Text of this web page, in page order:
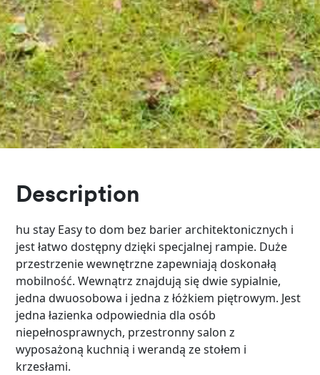
Description
hu stay Easy to dom bez barier architektonicznych i
jest łatwo dostępny dzięki specjalnej rampie. Duże
przestrzenie wewnętrzne zapewniają doskonałą
mobilność. Wewnątrz znajdują się dwie sypialnie,
jedna dwuosobowa i jedna z łóżkiem piętrowym. Jest
jedna łazienka odpowiednia dla osób
niepełnosprawnych, przestronny salon z
wyposażoną kuchnią i werandą ze stołem i
krzesłami.